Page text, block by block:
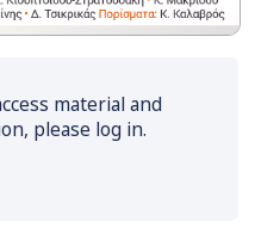
material and
please log in.